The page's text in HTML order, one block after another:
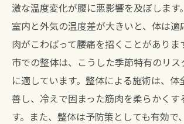
激な温度変化が腰に悪影響を及ぼします
室内と外気の温度差が大きいと、体は適
肉がこわばって腰痛を招くことがありま
市での整体は、こうした季節特有のリ
に適しています。整体による施術は、体
善し、冷えで固まった筋肉を柔らかくす
す。また、整体は予防策としても有効で